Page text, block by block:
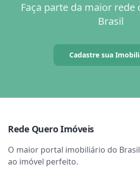
Faça parte da maior rede
Brasil
Cadastre sua
Rede Quero Imóveis
O maior portal imobiliário do
ao imóvel perfeito.